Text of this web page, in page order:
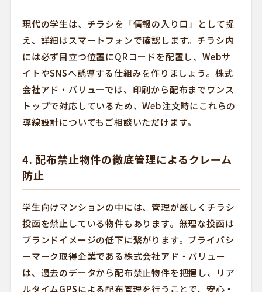
現代の学生は、チラシを「情報の入り口」として捉
え、詳細はスマートフォンで確認します。チラシ内
には必ず目立つ位置にQRコードを配置し、Webサ
イトやSNSへ誘導する仕組みを作りましょう。株式
会社アド・バリューでは、印刷から配布までワンス
トップで対応しているため、Web注文時にこれらの
導線設計についてもご相談いただけます。
4. 配布禁止物件の徹底管理によるクレーム
防止
学生向けマンションの中には、管理が厳しくチラシ
投函を禁止している物件もあります。無理な投函は
ブランドイメージの低下に繋がります。プライバシ
ーマーク取得企業である株式会社アド・バリュー
は、過去のデータから配布禁止物件を把握し、リア
ルタイムGPSによる配布管理を行うことで、安心・